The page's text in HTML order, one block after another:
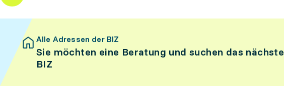
Alle Adressen der BIZ
Sie möchten eine Beratung und suchen das nächste
BIZ